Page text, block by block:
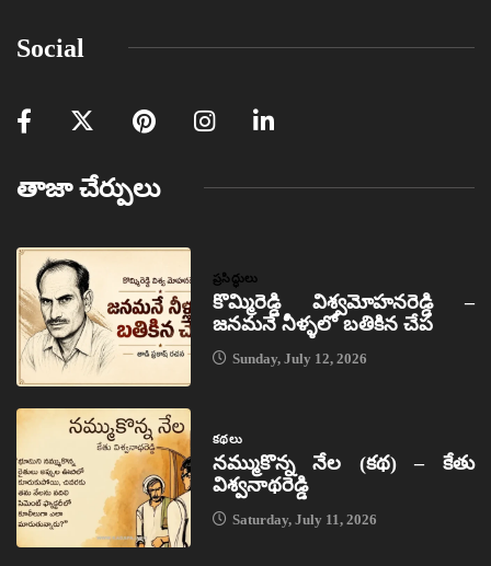
Social
తాజా చేర్పులు
ప్రసిద్ధులు
కొమ్మిరెడ్డి విశ్వమోహనరెడ్డి –
జనమనే నీళ్ళలో బతికిన చేప
Sunday, July 12, 2026
కథలు
నమ్ముకొన్న నేల (కథ) – కేతు
విశ్వనాథరెడ్డి
Saturday, July 11, 2026